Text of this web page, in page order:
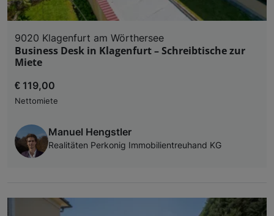
9020 Klagenfurt am Wörthersee
Business Desk in Klagenfurt – Schreibtische zur
Miete
€ 119,00
Nettomiete
Manuel Hengstler
Realitäten Perkonig Immobilientreuhand KG